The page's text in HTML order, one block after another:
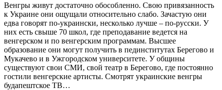
Венгры живут достаточно обособленно. Свою привязанность
к Украине они ощущали относительно слабо. Зачастую они
едва говорят по-украински, несколько лучше – по-русски. У
них есть свыше 70 школ, где преподавание ведется на
венгерском и по венгерским программам. Высшее
образование они могут получить в пединститутах Берегово и
Мукачево и в Ужгородском университете. У общины
существуют свои СМИ, свой театр в Берегово, где постоянно
гостили венгерские артисты. Смотрят украинские венгры
будапештское ТВ…